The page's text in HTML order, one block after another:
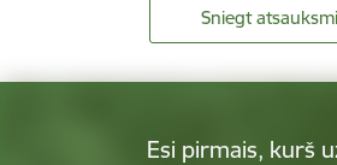
Sniegt atsauksmi
Esi pirmais, kurš